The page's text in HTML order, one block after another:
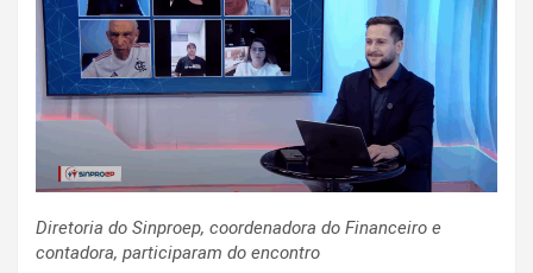
Diretoria do Sinproep, coordenadora do Financeiro e
contadora, participaram do encontro